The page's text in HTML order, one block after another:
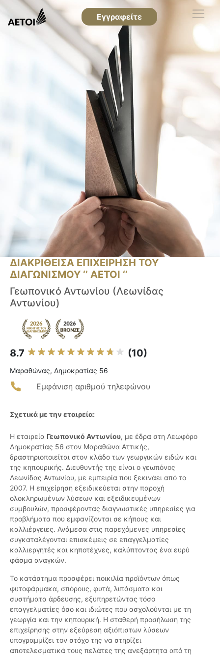
Εγγραφείτε
ΔΙΑΚΡΙΘΕΙΣΑ ΕΠΙΧΕΙΡΗΣΗ ΤΟΥ
ΔΙΑΓΩΝΙΣΜΟΥ ‘’ ΑΕΤΟΙ ‘’
Γεωπονικό Αντωνίου (Λεωνίδας
Αντωνίου)
8.7 (10)
Μαραθώνας, Δημοκρατίας 56
Εμφάνιση αριθμού τηλεφώνου
Σχετικά με την εταιρεία:
Η εταιρεία Γεωπονικό Αντωνίου, με έδρα στη Λεωφόρο
Δημοκρατίας 56 στον Μαραθώνα Αττικής,
δραστηριοποιείται στον κλάδο των γεωργικών ειδών και
της κηπουρικής. Διευθυντής της είναι ο γεωπόνος
Λεωνίδας Αντωνίου, με εμπειρία που ξεκινάει από το
2007. Η επιχείρηση εξειδικεύεται στην παροχή
ολοκληρωμένων λύσεων και εξειδικευμένων
συμβουλών, προσφέροντας διαγνωστικές υπηρεσίες για
προβλήματα που εμφανίζονται σε κήπους και
καλλιέργειες. Ανάμεσα στις παρεχόμενες υπηρεσίες
συγκαταλέγονται επισκέψεις σε επαγγελματίες
καλλιεργητές και κηποτέχνες, καλύπτοντας ένα ευρύ
φάσμα αναγκών.
Το κατάστημα προσφέρει ποικιλία προϊόντων όπως
φυτοφάρμακα, σπόρους, φυτά, λιπάσματα και
συστήματα άρδευσης, εξυπηρετώντας τόσο
επαγγελματίες όσο και ιδιώτες που ασχολούνται με τη
γεωργία και την κηπουρική. Η σταθερή προσήλωση της
επιχείρησης στην εξεύρεση αξιόπιστων λύσεων
υπογραμμίζει τον στόχο της να στηρίζει
αποτελεσματικά τους πελάτες της ανεξάρτητα από τη